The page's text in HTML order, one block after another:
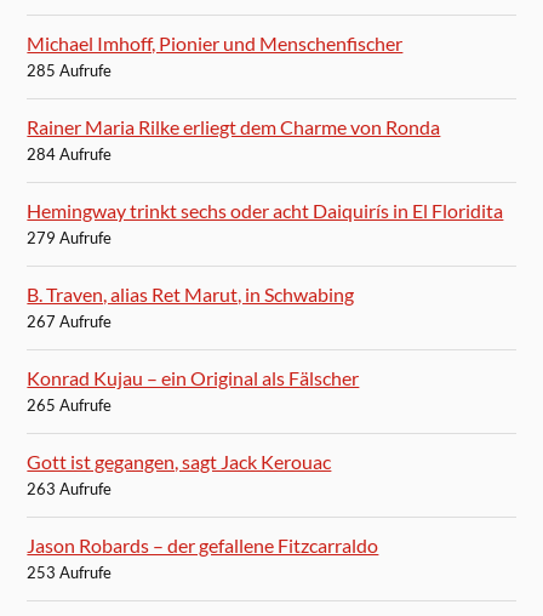
Michael Imhoff, Pionier und Menschenfischer
285 Aufrufe
Rainer Maria Rilke erliegt dem Charme von Ronda
284 Aufrufe
Hemingway trinkt sechs oder acht Daiquirís in El Floridita
279 Aufrufe
B. Traven, alias Ret Marut, in Schwabing
267 Aufrufe
Konrad Kujau – ein Original als Fälscher
265 Aufrufe
Gott ist gegangen, sagt Jack Kerouac
263 Aufrufe
Jason Robards – der gefallene Fitzcarraldo
253 Aufrufe